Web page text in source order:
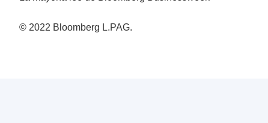
© 2022 Bloomberg L.PAG.